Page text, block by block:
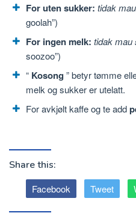
For uten sukker: tidak
goolah”)
For ingen melk: tidak mau
soozoo”)
“ Kosong ” betyr tømme
melk og sukker er utelatt.
For avkjølt kaffe og te add
Share this:
Facebook Tweet